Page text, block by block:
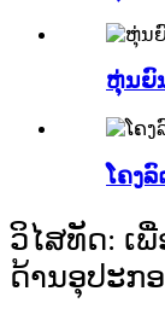
ຫຸ່ນຍົ
ໂຄງ
ວິໄສທັດ: ເ
ດ້ານອຸປະກ